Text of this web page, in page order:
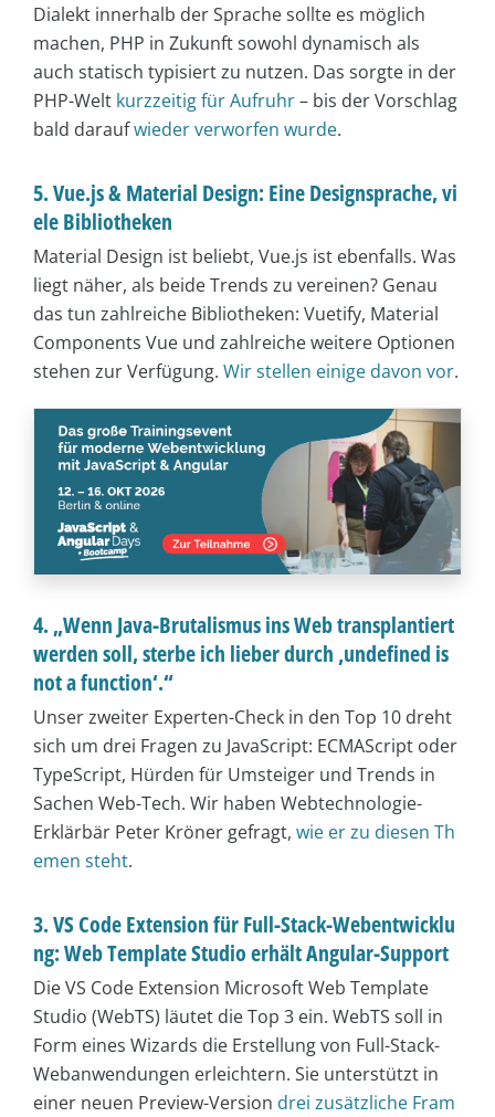
Dialekt innerhalb der Sprache sollte es möglich
machen, PHP in Zukunft sowohl dynamisch als
auch statisch typisiert zu nutzen. Das sorgte in der
PHP-Welt kurzzeitig für Aufruhr– bis der Vorschlag
bald daraufwieder verworfen wurde.
5. Vue.js & Material Design: Eine Designsprache, vi
ele Bibliotheken
Material Design ist beliebt, Vue.js ist ebenfalls. Was
liegt näher, als beide Trends zu vereinen? Genau
das tun zahlreiche Bibliotheken: Vuetify, Material
Components Vue und zahlreiche weitere Optionen
stehen zur Verfügung. Wir stellen einige davon vor.
4. „Wenn Java-Brutalismus ins Web transplantiert
werden soll, sterbe ich lieber durch ‚undefined is
not a function‘.“
Unser zweiter Experten-Check in den Top 10 dreht
sich um drei Fragen zu JavaScript: ECMAScript oder
TypeScript, Hürden für Umsteiger und Trends in
Sachen Web-Tech. Wir haben Webtechnologie-
Erklärbär Peter Kröner gefragt, wie er zu diesen Th
emen steht.
3. VS Code Extension für Full-Stack-Webentwicklu
ng: Web Template Studio erhält Angular-Support
Die VS Code Extension Microsoft Web Template
Studio (WebTS) läutet die Top 3 ein. WebTS soll in
Form eines Wizards die Erstellung von Full-Stack-
Webanwendungen erleichtern. Sie unterstützt in
einer neuen Preview-Version drei zusätzliche Fram